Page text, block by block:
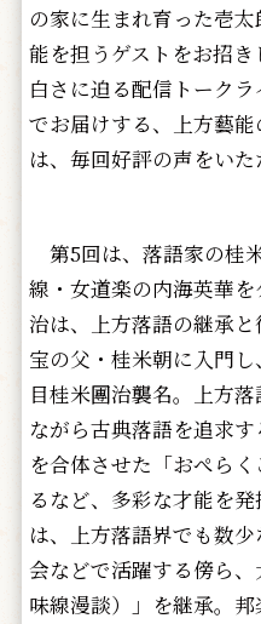
の家に生まれ育った壱
能を担うゲストをお招
白さに迫る配信トーク
でお届けする、上方藝
は、毎回好評の声をいた
第5回は、落語家の桂
線・女道楽の内海英華
治は、上方落語の継承
宝の父・桂米朝に入門
目桂米團治襲名。上方
ながら古典落語を追求
を合体させた「おぺら
るなど、多彩な才能を
は、上方落語界でも数
会などで活躍する傍ら
味線漫談）」を継承。